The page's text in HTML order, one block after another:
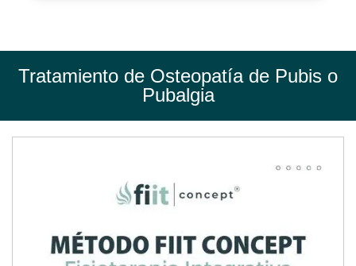
FisioClinics
Madrid
Tratamiento de Osteopatía de Pubis o
Pubalgia